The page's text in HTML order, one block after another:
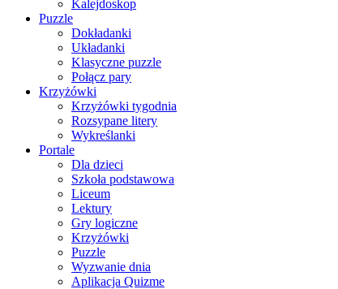
Kalejdoskop
Puzzle
Dokładanki
Układanki
Klasyczne puzzle
Połącz pary
Krzyżówki
Krzyżówki tygodnia
Rozsypane litery
Wykreślanki
Portale
Dla dzieci
Szkoła podstawowa
Liceum
Lektury
Gry logiczne
Krzyżówki
Puzzle
Wyzwanie dnia
Aplikacja Quizme